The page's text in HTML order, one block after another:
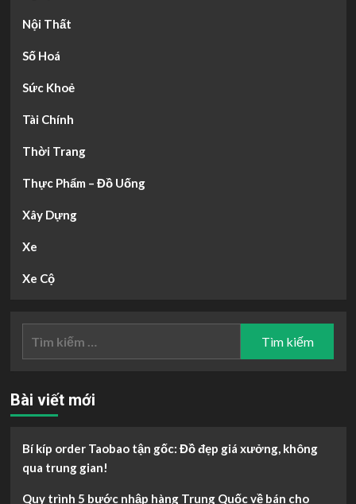
Nội Thất
Số Hoá
Sức Khoẻ
Tài Chính
Thời Trang
Thực Phẩm – Đồ Uống
Xây Dựng
Xe
Xe Cộ
Bài viết mới
Bí kíp order Taobao tận gốc: Đồ đẹp giá xưởng, không
qua trung gian!
Quy trình 5 bước nhập hàng Trung Quốc về bán cho